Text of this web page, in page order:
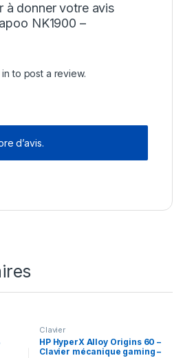
à donner votre avis
NK1900 –
to post a review.
d’avis.
Clavier
HP HyperX Alloy Origins 60 –
Clavier mécanique gaming –